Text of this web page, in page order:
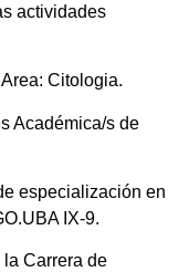
actividades
Citologia.
Académica/s de
especialización en
IX-9.
Carrera de